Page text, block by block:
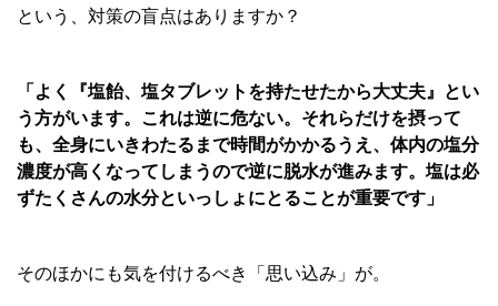
という、対策の盲点はありますか？
「よく『塩飴、塩タブレットを持たせたから大丈夫』とい
う方がいます。これは逆に危ない。それらだけを摂って
も、全身にいきわたるまで時間がかかるうえ、体内の塩分
濃度が高くなってしまうので逆に脱水が進みます。塩は必
ずたくさんの水分といっしょにとることが重要です」
そのほかにも気を付けるべき「思い込み」が。